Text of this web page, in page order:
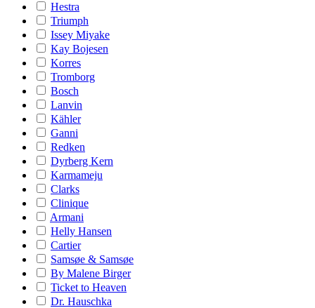
Hestra
Triumph
Issey Miyake
Kay Bojesen
Korres
Tromborg
Bosch
Lanvin
Kähler
Ganni
Redken
Dyrberg Kern
Karmameju
Clarks
Clinique
Armani
Helly Hansen
Cartier
Samsøe & Samsøe
By Malene Birger
Ticket to Heaven
Dr. Hauschka